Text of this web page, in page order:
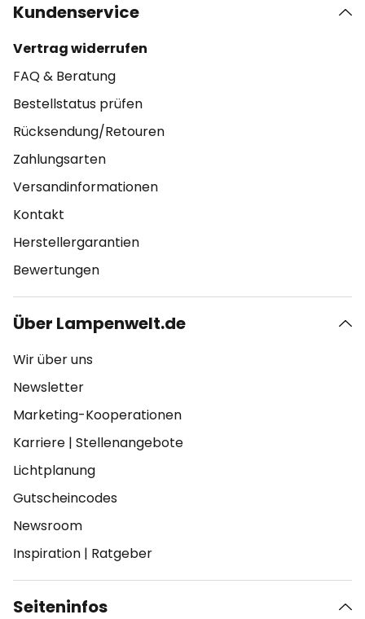
Kundenservice
Vertrag widerrufen
FAQ & Beratung
Bestellstatus prüfen
Rücksendung/Retouren
Zahlungsarten
Versandinformationen
Kontakt
Herstellergarantien
Bewertungen
Über Lampenwelt.de
Wir über uns
Newsletter
Marketing-Kooperationen
Karriere | Stellenangebote
Lichtplanung
Gutscheincodes
Newsroom
Inspiration | Ratgeber
Seiteninfos